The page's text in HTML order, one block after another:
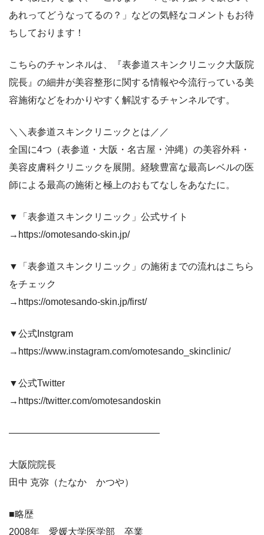
あれってどうなってるの？」などの気軽なコメントもお待
ちしております！
こちらのチャンネルは、『表参道スキンクリニック大阪院
院長』の細井が美容整形に関する情報や今流行っている美
容施術などをわかりやすく解説するチャンネルです。
＼＼表参道スキンクリニックとは／／
全国に4つ（表参道・大阪・名古屋・沖縄）の美容外科・
美容皮膚科クリニックを展開。経験豊富な最高レベルの医
師による最高の施術と極上のおもてなしをあなたに。
▼「表参道スキンクリニック」公式サイト
→https://omotesando-skin.jp/
▼「表参道スキンクリニック」の施術までの流れはこちら
をチェック
→https://omotesando-skin.jp/first/
▼公式Instgram
→https://www.instagram.com/omotesando_skinclinic/
▼公式Twitter
→https://twitter.com/omotesandoskin
————————————————
大阪院院長
田中 克弥（たなか かつや）
■略歴
2008年 愛媛大学医学部 卒業